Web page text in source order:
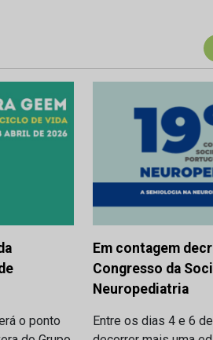
o ponto
Em contagem
Congresso da
Neuropediatria
Entre os dias 4 e 6